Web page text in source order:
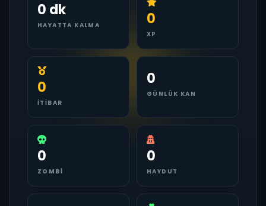
0 dk
HAYATTA KALMA 0
XP
0
İTIBAR
0
GÜNLÜK KAN
0
ZOMBI
0
HAYDUT